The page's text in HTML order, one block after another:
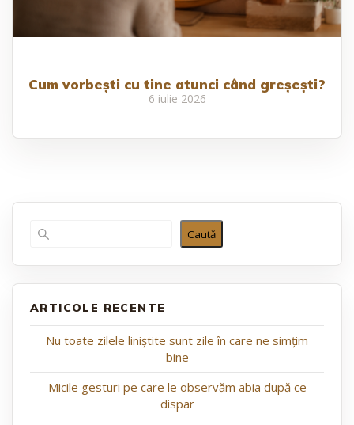
Cum vorbești cu tine atunci când greșești?
6 iulie 2026
Caută
ARTICOLE RECENTE
Nu toate zilele liniștite sunt zile în care ne simțim
bine
Micile gesturi pe care le observăm abia după ce
dispar